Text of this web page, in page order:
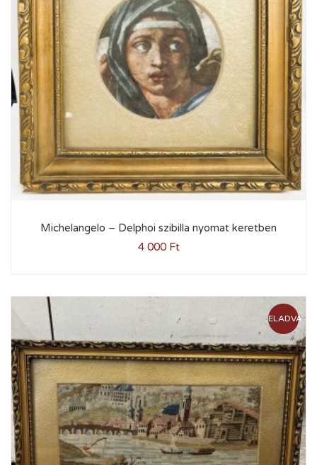
Michelangelo – Delphoi szibilla nyomat keretben
4 000 Ft
ELADVA